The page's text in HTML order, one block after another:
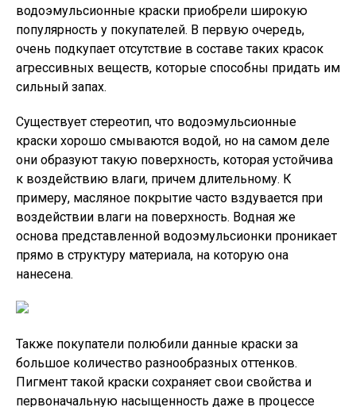
водоэмульсионные краски приобрели широкую
популярность у покупателей. В первую очередь,
очень подкупает отсутствие в составе таких красок
агрессивных веществ, которые способны придать им
сильный запах.
Существует стереотип, что водоэмульсионные
краски хорошо смываются водой, но на самом деле
они образуют такую поверхность, которая устойчива
к воздействию влаги, причем длительному. К
примеру, масляное покрытие часто вздувается при
воздействии влаги на поверхность. Водная же
основа представленной водоэмульсионки проникает
прямо в структуру материала, на которую она
нанесена.
Также покупатели полюбили данные краски за
большое количество разнообразных оттенков.
Пигмент такой краски сохраняет свои свойства и
первоначальную насыщенность даже в процессе